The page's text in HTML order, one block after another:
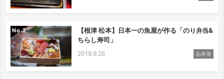
No.
【根津 松本】日本一の魚屋が作る「のり弁当&
ちらし寿司」
2018.9.26 お弁当